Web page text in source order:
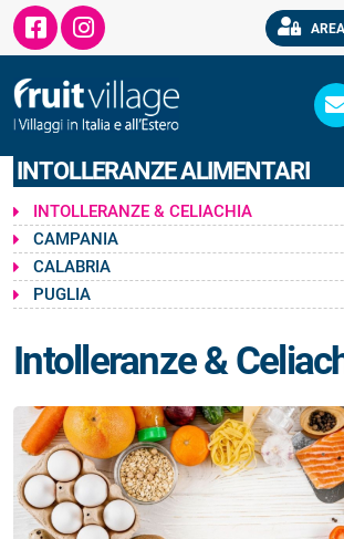
INTOLLERANZE ALIMENTARI
INTOLLERANZE & CELIACHIA
CAMPANIA
CALABRIA
PUGLIA
Intolleranze &